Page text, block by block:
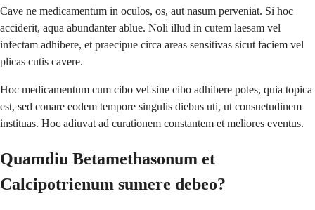
Cave ne medicamentum in oculos, os, aut nasum perveniat. Si hoc
acciderit, aqua abundanter ablue. Noli illud in cutem laesam vel
infectam adhibere, et praecipue circa areas sensitivas sicut faciem vel
plicas cutis cavere.
Hoc medicamentum cum cibo vel sine cibo adhibere potes, quia topica
est, sed conare eodem tempore singulis diebus uti, ut consuetudinem
instituas. Hoc adiuvat ad curationem constantem et meliores eventus.
Quamdiu Betamethasonum et
Calcipotrienum sumere debeo?